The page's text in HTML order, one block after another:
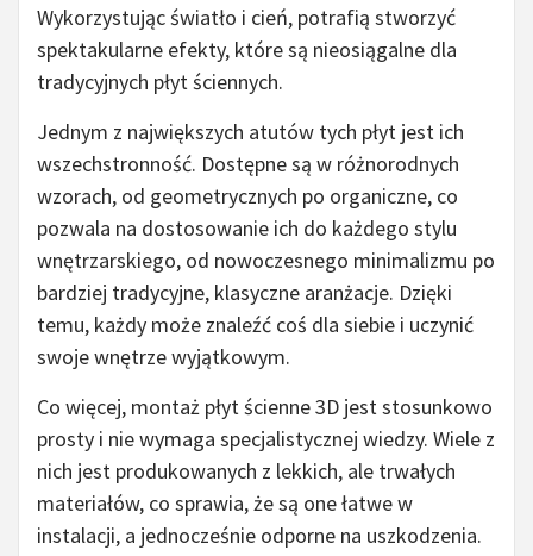
Wykorzystując światło i cień, potrafią stworzyć
spektakularne efekty, które są nieosiągalne dla
tradycyjnych płyt ściennych.
Jednym z największych atutów tych płyt jest ich
wszechstronność. Dostępne są w różnorodnych
wzorach, od geometrycznych po organiczne, co
pozwala na dostosowanie ich do każdego stylu
wnętrzarskiego, od nowoczesnego minimalizmu po
bardziej tradycyjne, klasyczne aranżacje. Dzięki
temu, każdy może znaleźć coś dla siebie i uczynić
swoje wnętrze wyjątkowym.
Co więcej, montaż płyt ścienne 3D jest stosunkowo
prosty i nie wymaga specjalistycznej wiedzy. Wiele z
nich jest produkowanych z lekkich, ale trwałych
materiałów, co sprawia, że są one łatwe w
instalacji, a jednocześnie odporne na uszkodzenia.